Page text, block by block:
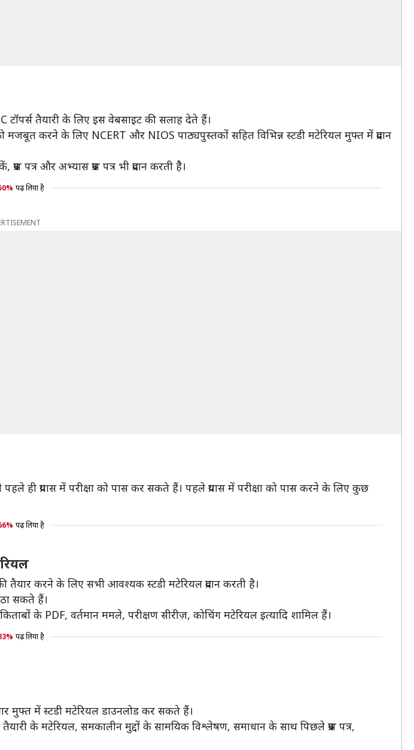
टॉपर्स तैयारी के लिए इस वेबसाइट की सलाह देते हैं।
करने के लिए NCERT और NIOS पाठ्यपुस्तकों सहित विभिन्न स्टडी मटेरियल मुफ्त में प्रदान
पत्र और अभ्यास प्रश्न पत्र भी प्रदान करती हैै।
पढ़ लिया है
ही प्रयास में परीक्षा को पास कर सकते हैं। पहले प्रयास में परीक्षा को पास करने के लिए कुछ
पढ़ लिया है
तैयार करने के लिए सभी आवश्यक स्टडी मटेरियल प्रदान करती है।
सकते हैं।
के PDF, वर्तमान ममले, परीक्षण सीरीज़, कोचिंग मटेरियल इत्यादि शामिल हैं।
पढ़ लिया है
मुफ्त में स्टडी मटेरियल डाउनलोड कर सकते हैं।
के मटेरियल, समकालीन मुद्दों के सामयिक विश्लेषण, समाधान के साथ पिछले प्रश्न पत्र,